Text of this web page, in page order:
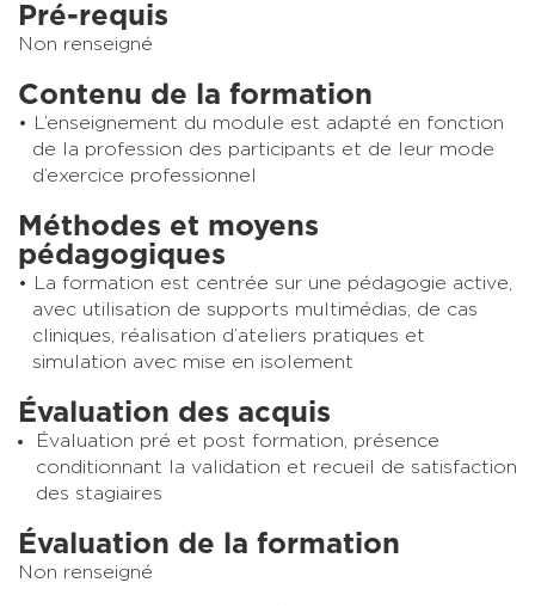
Pré-requis
Non renseigné
Contenu de la formation
L’enseignement du module est adapté en fonction
de la profession des participants et de leur mode
d’exercice professionnel
Méthodes et moyens
pédagogiques
La formation est centrée sur une pédagogie active,
avec utilisation de supports multimédias, de cas
cliniques, réalisation d’ateliers pratiques et
simulation avec mise en isolement
Évaluation des acquis
Évaluation pré et post formation, présence
conditionnant la validation et recueil de satisfaction
des stagiaires
Évaluation de la formation
Non renseigné